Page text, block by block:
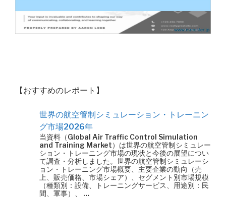
【おすすめのレポート】
世界の航空管制シミュレーション・トレーニン
グ市場2026年
当資料（Global Air Traffic Control Simulation
and Training Market）は世界の航空管制シミュレー
ション・トレーニング市場の現状と今後の展望につい
て調査・分析しました。世界の航空管制シミュレーシ
ョン・トレーニング市場概要、主要企業の動向（売
上、販売価格、市場シェア）、セグメント別市場規模
（種類別：設備、トレーニングサービス、用途別：民
間、軍事）、 …